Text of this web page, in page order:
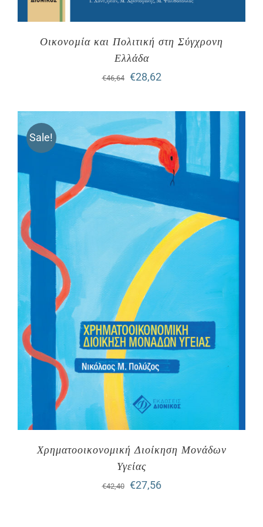
Οικονοµία και Πολιτική στη Σύγχρονη
Ελλάδα
€46,64
Original
was:
€46,64.
€28,62Η
τιμή
είναι:
€28,62.
Sale!
Χρηματοοικονομική Διοίκηση Μονάδων
Υγείας
€42,40
Original
€27,56Η